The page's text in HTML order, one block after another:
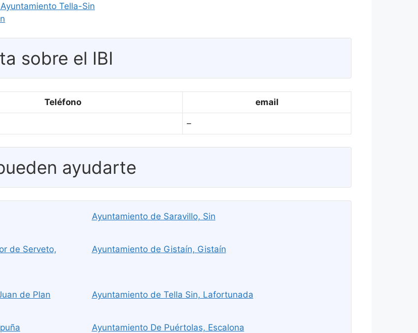
Tella-Sin
sobre el IBI
Teléfono email
–
ayudarte
Ayuntamiento de Saravillo, Sin
de Serveto,
Ayuntamiento de Gistaín, Gistaín
de Plan Ayuntamiento de Tella Sin, Lafortunada
Ayuntamiento De Puértolas, Escalona